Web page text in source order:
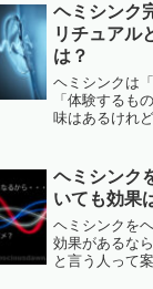
ヘミシンク
リチュアル
は？
ヘミシンクは
「体験するも
味はあるけれ
かりやすくご
ヘミシンク
いても効果
ヘミシンクを
効果があるな
と言う人って